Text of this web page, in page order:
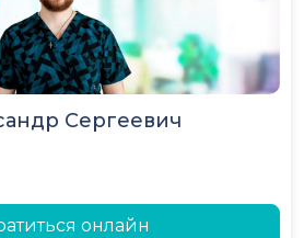
Сергеевич
онлайн